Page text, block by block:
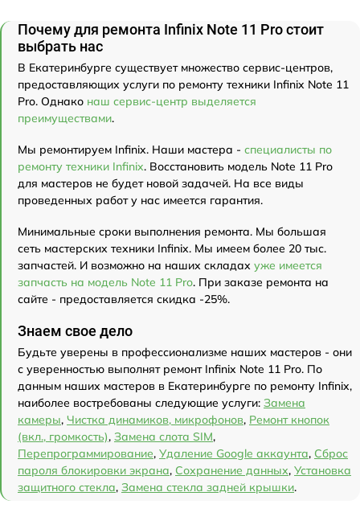
Почему для ремонта Infinix Note 11 Pro стоит
выбрать нас
В Екатеринбурге существует множество сервис-центров,
предоставляющих услуги по ремонту техники Infinix Note 11
Pro. Однако наш сервис-центр выделяется
преимуществами.
Мы ремонтируем Infinix. Наши мастера - специалисты по
ремонту техники Infinix. Восстановить модель Note 11 Pro
для мастеров не будет новой задачей. На все виды
проведенных работ у нас имеется гарантия.
Минимальные сроки выполнения ремонта. Мы большая
сеть мастерских техники Infinix. Мы имеем более 20 тыс.
запчастей. И возможно на наших складах уже имеется
запчасть на модель Note 11 Pro. При заказе ремонта на
сайте - предоставляется скидка -25%.
Знаем свое дело
Будьте уверены в профессионализме наших мастеров - они
с уверенностью выполнят ремонт Infinix Note 11 Pro. По
данным наших мастеров в Екатеринбурге по ремонту Infinix,
наиболее востребованы следующие услуги: Замена
камеры, Чистка динамиков, микрофонов, Ремонт кнопок
(вкл., громкость), Замена слота SIM,
Перепрограммирование, Удаление Google аккаунта, Сброс
пароля блокировки экрана, Сохранение данных, Установка
защитного стекла, Замена стекла задней крышки.